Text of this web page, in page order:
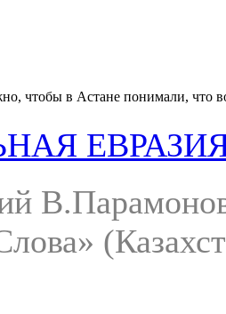
чтобы в Астане понимали, что